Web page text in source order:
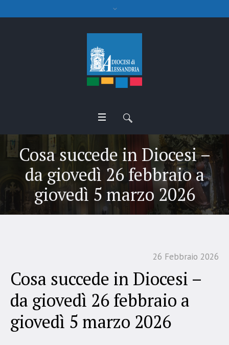
Cosa succede in Diocesi –
da giovedì 26 febbraio a
giovedì 5 marzo 2026
26 Febbraio 2026
Cosa succede in Diocesi –
da giovedì 26 febbraio a
giovedì 5 marzo 2026